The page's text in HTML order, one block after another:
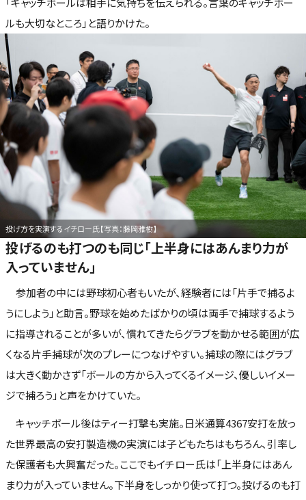
ルも大切なところ」と語りかけた。
投げ方を実演するイチロー氏【写真：藤岡雅樹】
投げるのも打つのも同じ「上半身にはあんまり力が
入っていません」
参加者の中には野球初心者もいたが、経験者には「片手で捕るよ
うにしよう」と助言。野球を始めたばかりの頃は両手で捕球するよう
に指導されることが多いが、慣れてきたらグラブを動かせる範囲が広
くなる片手捕球が次のプレーにつなげやすい。捕球の際にはグラブ
は大きく動かさず「ボールの方から入ってくるイメージ、優しいイメー
ジで捕ろう」と声をかけていた。
キャッチボール後はティー打撃も実施。日米通算4367安打を放っ
た世界最高の安打製造機の実演には子どもたちはもちろん、引率し
た保護者も大興奮だった。ここでもイチロー氏は「上半身にはあん
まり力が入っていません。下半身をしっかり使って打つ。投げるのも打